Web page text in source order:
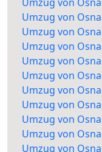
Umzug von
Umzug von
Umzug von
Umzug von
Umzug von
Umzug von
Umzug von
Umzug von
Umzug von
Umzug von